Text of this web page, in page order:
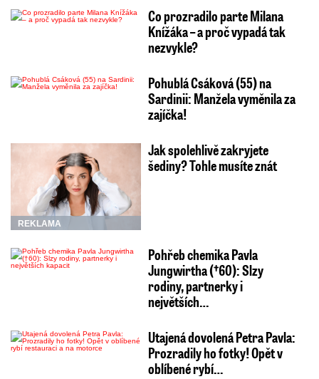
Co prozradilo parte Milana
Knížáka – a proč vypadá tak
nezvykle?
Pohublá Csáková (55) na
Sardinii: Manžela vyměnila za
zajíčka!
REKLAMA
Jak spolehlivě zakryjete
šediny? Tohle musíte znát
Pohřeb chemika Pavla
Jungwirtha (†60): Slzy
rodiny, partnerky i
největších…
Utajená dovolená Petra Pavla:
Prozradily ho fotky! Opět v
oblíbené rybí…